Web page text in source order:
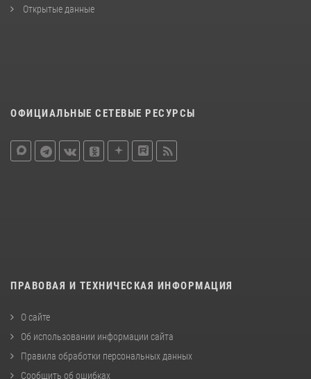
Открытые данные
ОФИЦИАЛЬНЫЕ СЕТЕВЫЕ РЕСУРСЫ
ПРАВОВАЯ И ТЕХНИЧЕСКАЯ ИНФОРМАЦИЯ
О сайте
Об использовании информации сайта
Правила обработки персональных данных
Сообщить об ошибках